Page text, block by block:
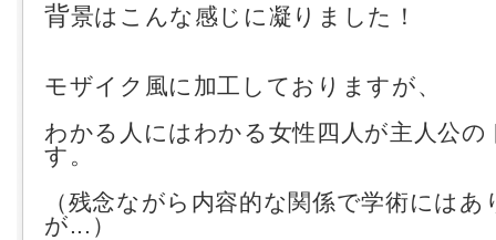
背景はこんな感じに凝りました！
モザイク風に加工しておりますが、
わかる人にはわかる女性四人が主人公の
す。
（残念ながら内容的な関係で学術にはあ
が...）